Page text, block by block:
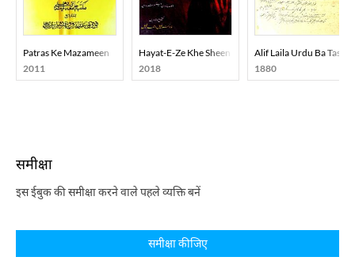
Patras Ke Mazameen
2011
Hayat-E-Ze Khe Sheen
2018
Alif Laila Urdu Ba
1880
समीक्षा
इस ईबुक की समीक्षा करने वाले पहले व्यक्ति बनें
समीक्षा कीजिए